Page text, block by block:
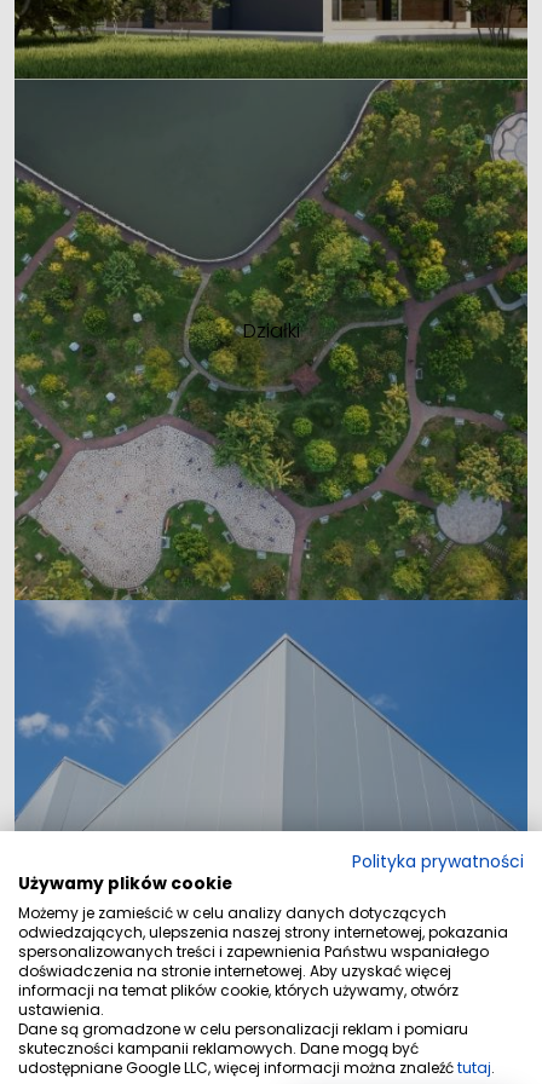
Działki
Polityka prywatności
Używamy plików cookie
Możemy je zamieścić w celu analizy danych dotyczących
odwiedzających, ulepszenia naszej strony internetowej, pokazania
spersonalizowanych treści i zapewnienia Państwu wspaniałego
doświadczenia na stronie internetowej. Aby uzyskać więcej
informacji na temat plików cookie, których używamy, otwórz
ustawienia.
Dane są gromadzone w celu personalizacji reklam i pomiaru
skuteczności kampanii reklamowych. Dane mogą być
udostępniane Google LLC, więcej informacji można znaleźćtutaj.